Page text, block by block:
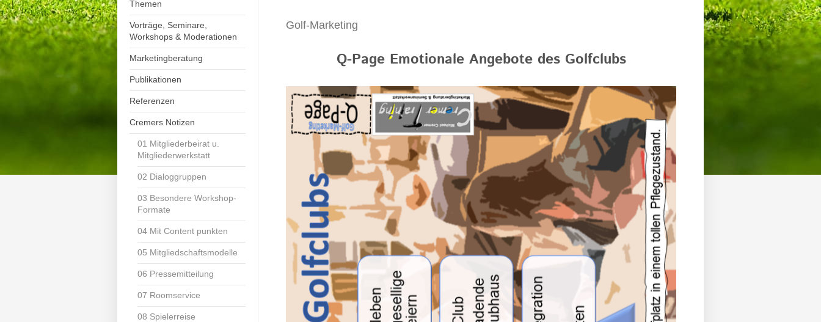
Themen
Vorträge, Seminare,
Workshops & Moderationen
Marketingberatung
Publikationen
Referenzen
Cremers Notizen
01 Mitgliederbeirat u.
Mitgliederwerkstatt
02 Dialoggruppen
03 Besondere Workshop-
Formate
04 Mit Content punkten
05 Mitgliedschaftsmodelle
06 Pressemitteilung
07 Roomservice
08 Spielerreise
Golf-Marketing
Q-Page Emotionale Angebote des Golfclubs